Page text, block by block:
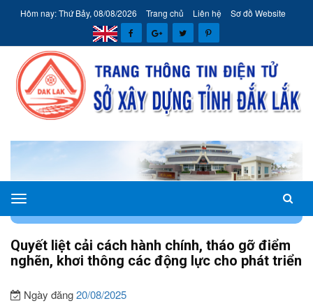
Hôm nay: Thứ Bảy, 08/08/2026 Trang chủ Liên hệ Sơ đồ Website
Sở
Xây
dựng
tỉnh
Đắk
Lắk
Quyết liệt cải cách hành chính, tháo gỡ điểm
nghẽn, khơi thông các động lực cho phát triển
Ngày đăng20/08/2025